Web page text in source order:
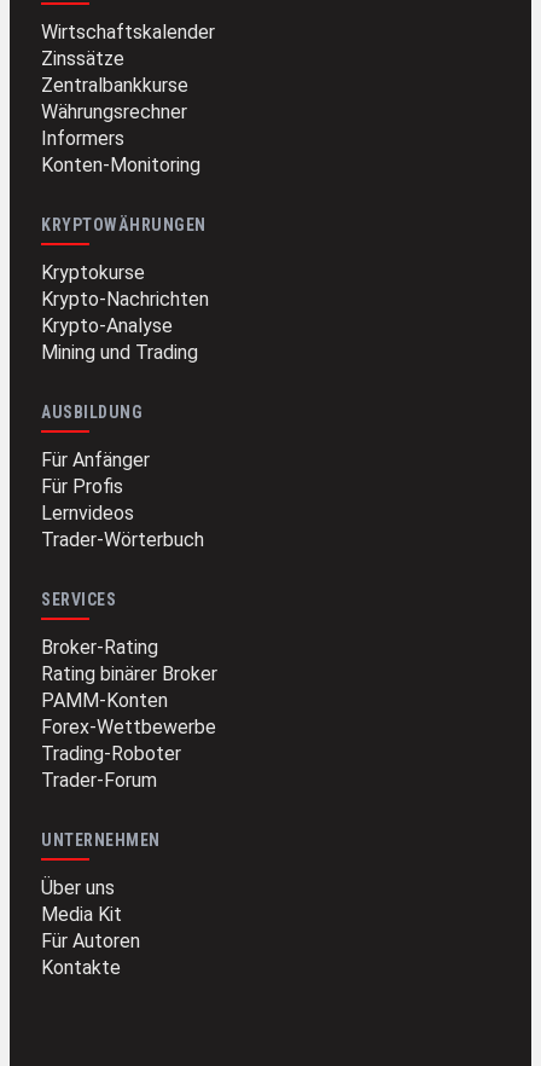
Wirtschaftskalender
Zinssätze
Zentralbankkurse
Währungsrechner
Informers
Konten-Monitoring
KRYPTOWÄHRUNGEN
Kryptokurse
Krypto-Nachrichten
Krypto-Analyse
Mining und Trading
AUSBILDUNG
Für Anfänger
Für Profis
Lernvideos
Trader-Wörterbuch
SERVICES
Broker-Rating
Rating binärer Broker
PAMM-Konten
Forex-Wettbewerbe
Trading-Roboter
Trader-Forum
UNTERNEHMEN
Über uns
Media Kit
Für Autoren
Kontakte